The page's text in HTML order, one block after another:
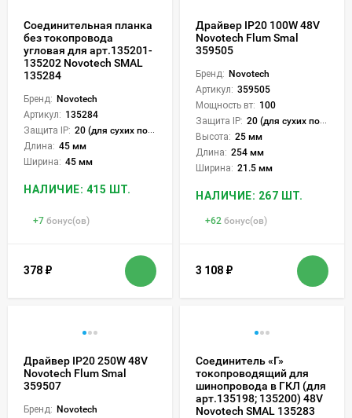
Соединительная планка
без токопровода
угловая для арт.135201-
135202 Novotech SMAL
135284
Бренд: Novotech
Артикул: 135284
Защита IP: 20 (для сухих пом.)
Длина: 45 мм
Ширина: 45 мм
НАЛИЧИЕ: 415 ШТ.
+7 бонус(ов)
378 ₽
Драйвер IP20 100W 48V
Novotech Flum Smal
359505
Бренд: Novotech
Артикул: 359505
Мощность вт: 100
Защита IP: 20 (для сухих пом.)
Высота: 25 мм
Длина: 254 мм
Ширина: 21.5 мм
НАЛИЧИЕ: 267 ШТ.
+62 бонус(ов)
3 108 ₽
Драйвер IP20 250W 48V
Novotech Flum Smal
359507
Бренд: Novotech
Соединитель «Г»
токопроводящий для
шинопровода в ГКЛ (для
арт.135198; 135200) 48V
Novotech SMAL 135283